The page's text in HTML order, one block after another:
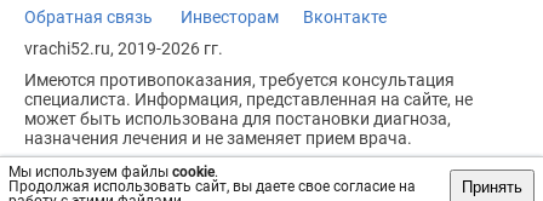
Мы используем файлы cookie.
Продолжая использовать сайт, вы даете свое согласие на
Принять
Обратная связь Инвесторам
Вконтакте
vrachi52.ru, 2019-2026 гг.
Имеются противопоказания, требуется консультация
специалиста. Информация, представленная на сайте, не
может быть использована для постановки диагноза,
назначения лечения и не заменяет прием врача.
Возрастное ограничение: 18+